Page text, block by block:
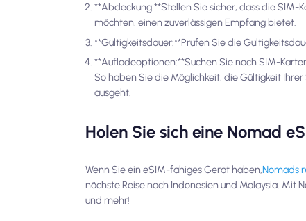
**Abdeckung:**Stellen Sie sicher, dass die
möchten, einen zuverlässigen Empfang bietet.
**Gültigkeitsdauer:**Prüfen Sie die
**Aufladeoptionen:**Suchen Sie nach SIM-
So haben Sie die Möglichkeit, die Gültigkeit
ausgeht.
Holen Sie sich eine Nomad
Wenn Sie ein eSIM-fähiges Gerät haben,Nomads
nächste Reise nach Indonesien und Malaysia.
und mehr!